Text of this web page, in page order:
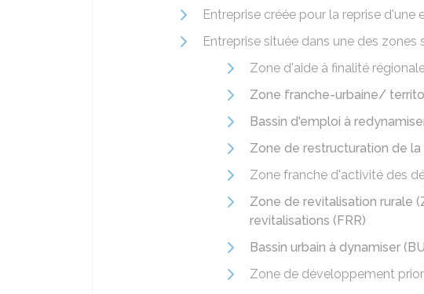
Entreprise créée pour la reprise d'une
Entreprise située dans une des zones
Zone d'aide à finalité
Zone franche-urbaine/
Bassin d'emploi à
Zone de restructuration de
Zone franche d'activité des
Zone de revitalisation rurale
revitalisations (FRR)
Bassin urbain à dynamiser
Zone de développement